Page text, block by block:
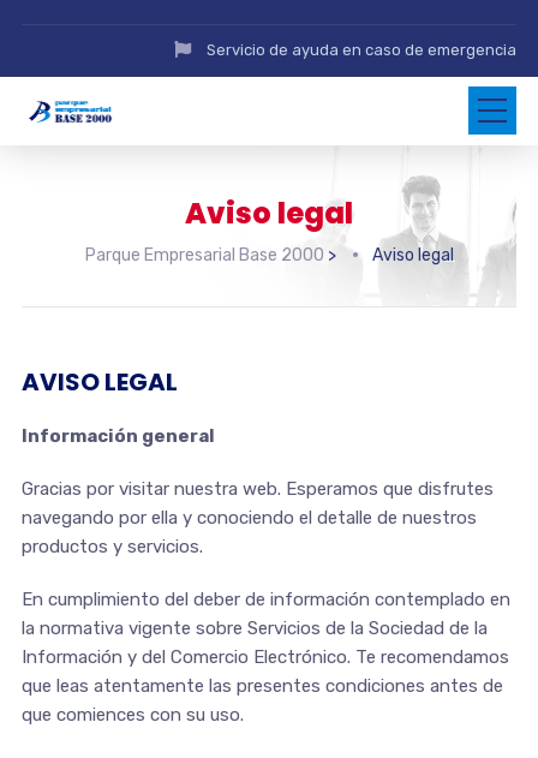
Servicio de ayuda en caso de emergencia
Aviso legal
Parque Empresarial Base 2000 > Aviso legal
AVISO LEGAL
Información general
Gracias por visitar nuestra web. Esperamos que disfrutes
navegando por ella y conociendo el detalle de nuestros
productos y servicios.
En cumplimiento del deber de información contemplado en
la normativa vigente sobre Servicios de la Sociedad de la
Información y del Comercio Electrónico. Te recomendamos
que leas atentamente las presentes condiciones antes de
que comiences con su uso.